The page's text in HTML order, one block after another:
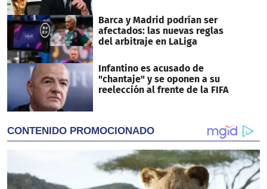
Barca y Madrid podrían ser
afectados: las nuevas reglas
del arbitraje en LaLiga
Infantino es acusado de
"chantaje" y se oponen a su
reelección al frente de la FIFA